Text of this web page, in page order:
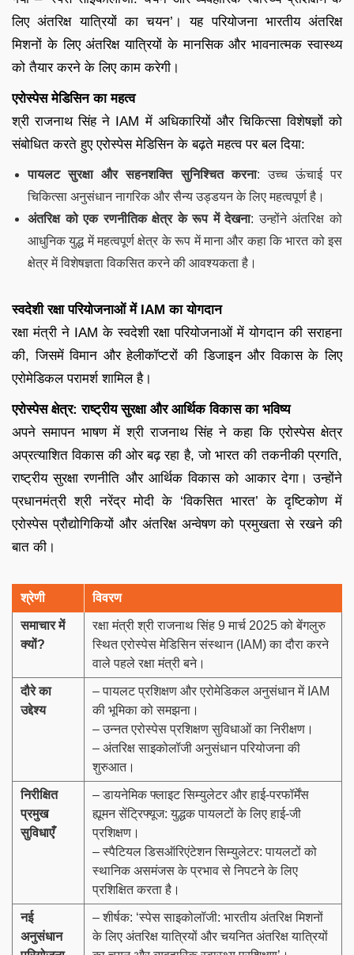
लिए अंतरिक्ष यात्रियों का चयन’। यह परियोजना भारतीय अंतरिक्ष
मिशनों के लिए अंतरिक्ष यात्रियों के मानसिक और भावनात्मक स्वास्थ्य
को तैयार करने के लिए काम करेगी।
एरोस्पेस मेडिसिन का महत्व
श्री राजनाथ सिंह ने IAM में अधिकारियों और चिकित्सा विशेषज्ञों को
संबोधित करते हुए एरोस्पेस मेडिसिन के बढ़ते महत्व पर बल दिया:
पायलट सुरक्षा और सहनशक्ति सुनिश्चित करना: उच्च ऊंचाई पर
चिकित्सा अनुसंधान नागरिक और सैन्य उड्डयन के लिए महत्वपूर्ण है।
अंतरिक्ष को एक रणनीतिक क्षेत्र के रूप में देखना: उन्होंने अंतरिक्ष को
आधुनिक युद्ध में महत्वपूर्ण क्षेत्र के रूप में माना और कहा कि भारत को इस
क्षेत्र में विशेषज्ञता विकसित करने की आवश्यकता है।
स्वदेशी रक्षा परियोजनाओं में IAM का योगदान
रक्षा मंत्री ने IAM के स्वदेशी रक्षा परियोजनाओं में योगदान की सराहना
की, जिसमें विमान और हेलीकॉप्टरों की डिजाइन और विकास के लिए
एरोमेडिकल परामर्श शामिल है।
एरोस्पेस क्षेत्र: राष्ट्रीय सुरक्षा और आर्थिक विकास का भविष्य
अपने समापन भाषण में श्री राजनाथ सिंह ने कहा कि एरोस्पेस क्षेत्र
अप्रत्याशित विकास की ओर बढ़ रहा है, जो भारत की तकनीकी प्रगति,
राष्ट्रीय सुरक्षा रणनीति और आर्थिक विकास को आकार देगा। उन्होंने
प्रधानमंत्री श्री नरेंद्र मोदी के ‘विकसित भारत’ के दृष्टिकोण में
एरोस्पेस प्रौद्योगिकियों और अंतरिक्ष अन्वेषण को प्रमुखता से रखने की
बात की।
श्रेणी विवरण
समाचार में
क्यों?
रक्षा मंत्री श्री राजनाथ सिंह 9 मार्च 2025 को बेंगलुरु
स्थित एरोस्पेस मेडिसिन संस्थान (IAM) का दौरा करने
वाले पहले रक्षा मंत्री बने।
दौरे का
उद्देश्य
– पायलट प्रशिक्षण और एरोमेडिकल अनुसंधान में IAM
की भूमिका को समझना।
– उन्नत एरोस्पेस प्रशिक्षण सुविधाओं का निरीक्षण।
– अंतरिक्ष साइकोलॉजी अनुसंधान परियोजना की
शुरुआत।
निरीक्षित
प्रमुख
सुविधाएँ
– डायनेमिक फ्लाइट सिम्युलेटर और हाई-परफॉर्मेंस
ह्यूमन सेंट्रिफ्यूज: युद्धक पायलटों के लिए हाई-जी
प्रशिक्षण।
– स्पैटियल डिसऑरिएंटेशन सिम्युलेटर: पायलटों को
स्थानिक असमंजस के प्रभाव से निपटने के लिए
प्रशिक्षित करता है।
नई
अनुसंधान
– शीर्षक: ‘स्पेस साइकोलॉजी: भारतीय अंतरिक्ष मिशनों
के लिए अंतरिक्ष यात्रियों और चयनित अंतरिक्ष यात्रियों